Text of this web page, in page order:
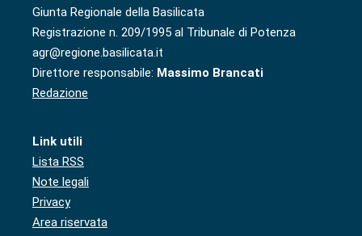
Giunta Regionale della Basilicata
Registrazione n. 209/1995 al Tribunale di Potenza
agr@regione.basilicata.it
Direttore responsabile: Massimo Brancati
Redazione
Link utili
Lista RSS
Note legali
Privacy
Area riservata